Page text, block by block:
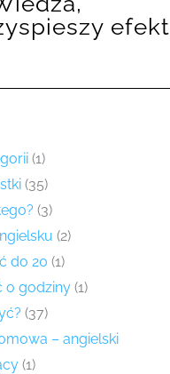
efekt
(1)
(35)
(3)
(2)
do 20 (1)
o godziny (1)
(37)
– angielski
(1)